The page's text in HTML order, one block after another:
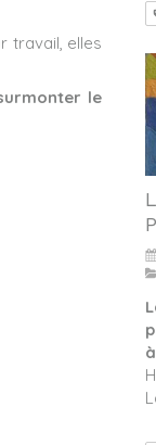
travail, elles
le